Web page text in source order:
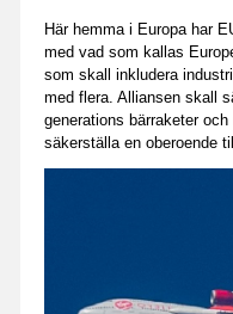
Här hemma i Europa har
med vad som kallas
som skall inkludera
med flera. Alliansen skall
generations bärraketer
säkerställa en oberoende